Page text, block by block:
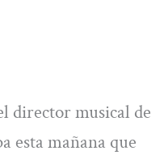
director musical de
esta mañana que